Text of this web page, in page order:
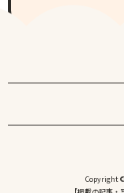
Copyright